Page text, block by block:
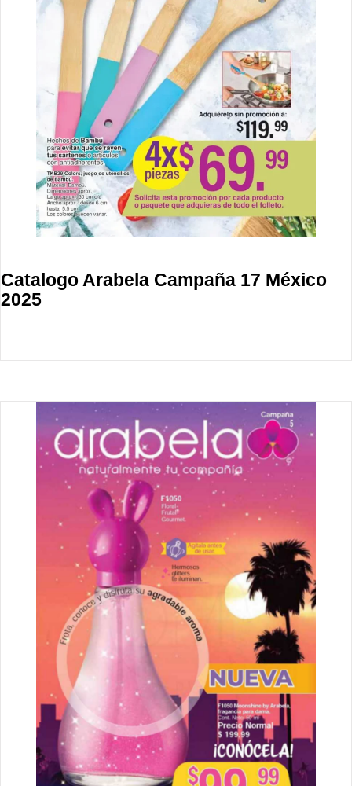
Catalogo Arabela Campaña 17 México
2025